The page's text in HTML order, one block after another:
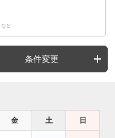
など
条件変更
金 土 日